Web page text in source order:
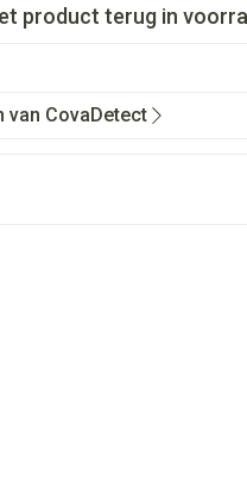
product terug in
van CovaDetect